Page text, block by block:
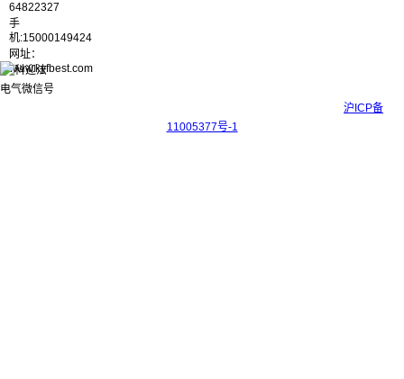
64822327
手
机:15000149424
网址：
www.kyfbest.com
沪ICP备
11005377号-1